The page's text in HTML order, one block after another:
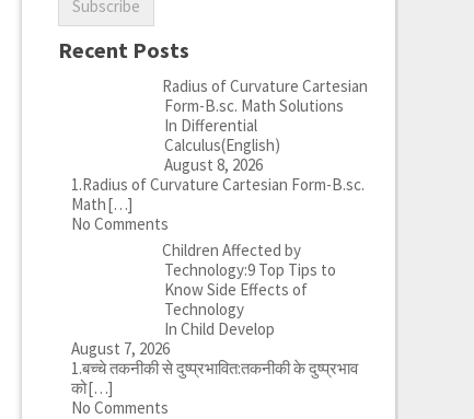
Recent Posts
Radius of Curvature Cartesian
Form-B.sc. Math Solutions
In Differential
Calculus(English)
August 8, 2026
1.Radius of Curvature Cartesian Form-B.sc.
Math[…]
No Comments
Children Affected by
Technology:9 Top Tips to
Know Side Effects of
Technology
In Child Develop
August 7, 2026
1.बच्चे तकनीकी से दुष्प्रभावित:तकनीकी के दुष्प्रभाव
को[…]
No Comments